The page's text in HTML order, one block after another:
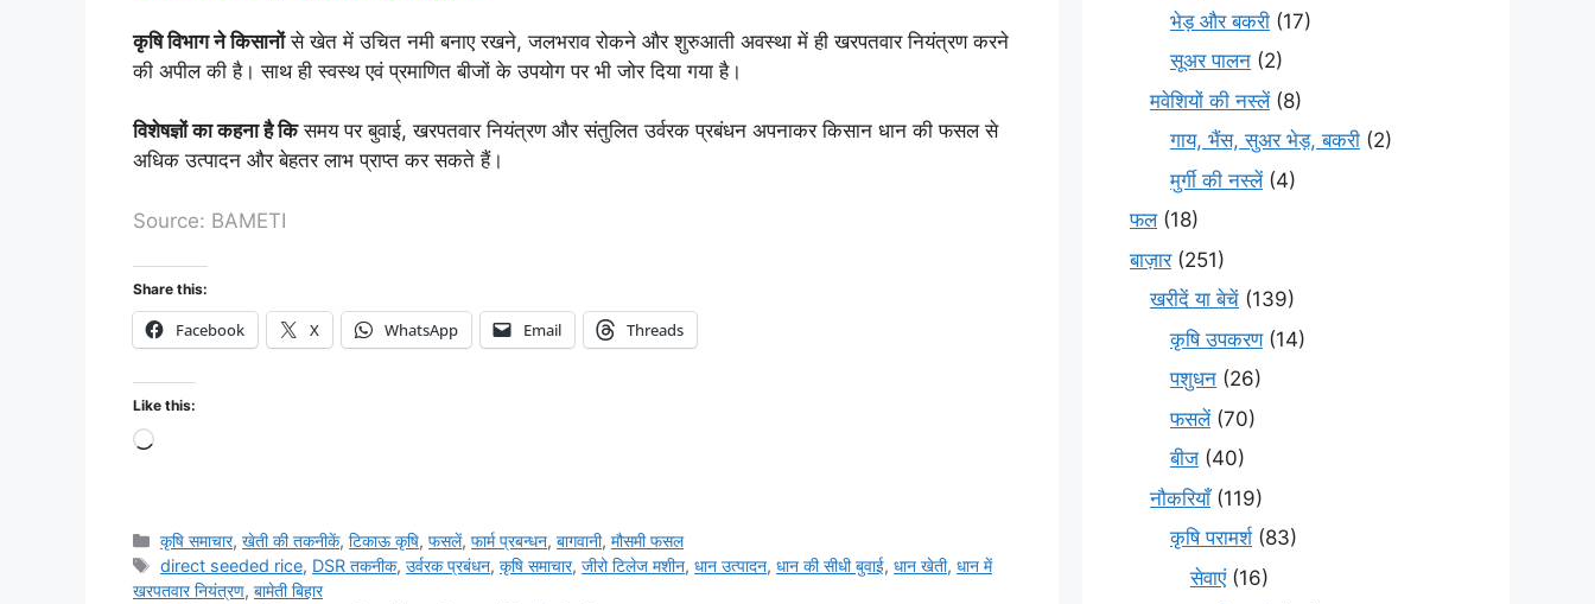
कृषि विभाग ने किसानोंसे खेत में उचित नमी बनाए रखने, जलभराव रोकने और शुरुआती अवस्था में ही खरपतवार नियंत्रण करने
की अपील की है। साथ ही स्वस्थ एवं प्रमाणित बीजों के उपयोग पर भी जोर दिया गया है।
विशेषज्ञों का कहना है किसमय पर बुवाई, खरपतवार नियंत्रण और संतुलित उर्वरक प्रबंधन अपनाकर किसान धान की फसल से
अधिक उत्पादन और बेहतर लाभ प्राप्त कर सकते हैं।
Source: BAMETI
Share this:
Facebook X WhatsApp Email Threads
Like this:
कृषि समाचार,खेती की तकनीकें,टिकाऊ कृषि,फसलें,फार्म प्रबन्धन,बागवानी,मौसमी फसल
direct seeded rice, DSR तकनीक,उर्वरक प्रबंधन,कृषि समाचार,जीरो टिलेज मशीन,धान उत्पादन,धान की सीधी बुवाई,धान खेती,धान में
खरपतवार नियंत्रण, बामेती बिहार
भेड़ और बकरी (17)
सूअर पालन (2)
मवेशियों की नस्लें(8)
गाय, भैंस, सुअर भेड़, बकरी (2)
मुर्गी की नस्लें(4)
फल(18)
बाज़ार(251)
खरीदें या बेचें (139)
कृषि उपकरण(14)
पशुधन (26)
फसलें(70)
बीज (40)
नौकरियाँ(119)
कृषि परामर्श(83)
सेवाएं(16)